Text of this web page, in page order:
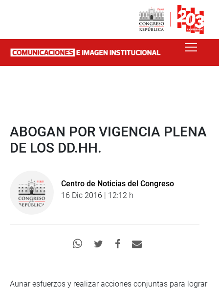
ABOGAN POR VIGENCIA PLENA
DE LOS DD.HH.
Centro de Noticias del Congreso
16 Dic 2016 | 12:12 h
Aunar esfuerzos y realizar acciones conjuntas para lograr